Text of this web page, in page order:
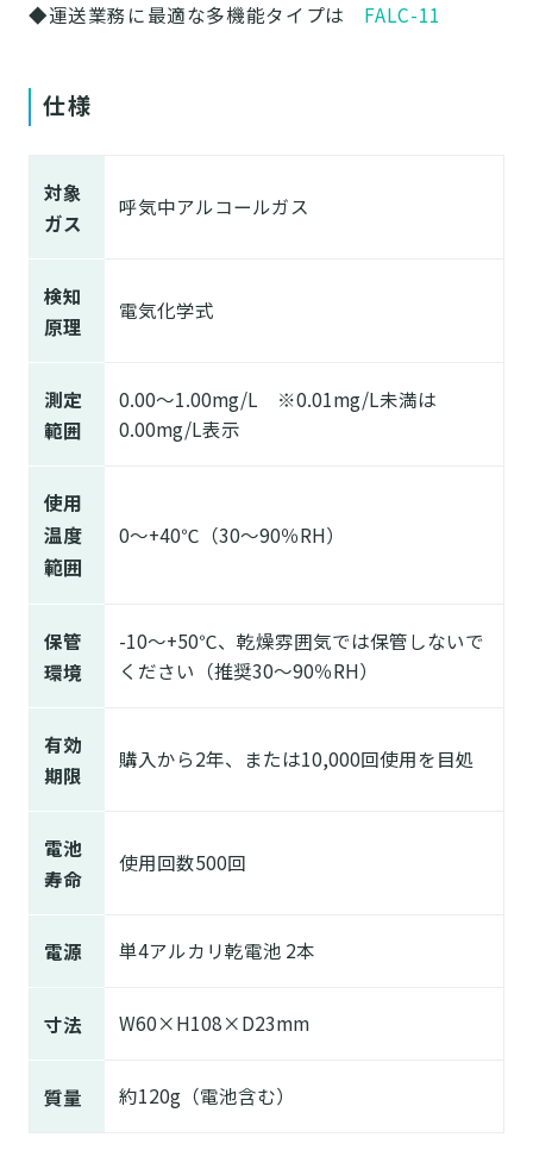
◆運送業務に最適な多機能タイプは FALC-11
仕様
対象
ガス
呼気中アルコールガス
検知
原理
電気化学式
測定
範囲
0.00～1.00mg/L ※0.01mg/L未満は
0.00mg/L表示
使用
温度
範囲
0～+40℃（30～90％RH）
保管
環境
-10～+50℃、乾燥雰囲気では保管しないで
ください（推奨30～90％RH）
有効
期限
購入から2年、または10,000回使用を目処
電池
寿命
使用回数500回
電源 単4アルカリ乾電池 2本
寸法 W60×H108×D23mm
質量 約120g（電池含む）